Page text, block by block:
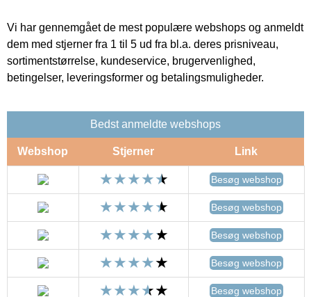
Vi har gennemgået de mest populære webshops og anmeldt
dem med stjerner fra 1 til 5 ud fra bl.a. deres prisniveau,
sortimentstørrelse, kundeservice, brugervenlighed,
betingelser, leveringsformer og betalingsmuligheder.
Bedst anmeldte webshops
Webshop Stjerner Link
Besøg webshop
Besøg webshop
Besøg webshop
Besøg webshop
Besøg webshop